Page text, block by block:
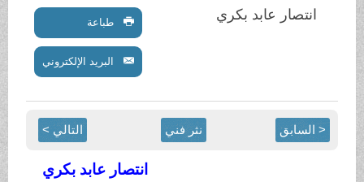
انتصار عابد بكري طباعة
البريد الإلكتروني
< السابق نثر فني التالي >
انتصار عابد بكري